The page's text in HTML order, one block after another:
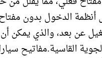
الدخول بدون
عن بعد، والذي يمكن
القاسية.مفاتيح